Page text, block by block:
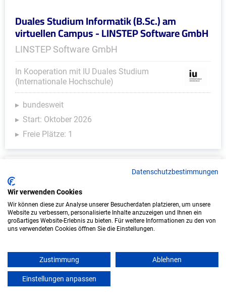
Duales Studium Informatik (B.Sc.) am
virtuellen Campus - LINSTEP Software GmbH
LINSTEP Software GmbH
In Kooperation mit IU Duales Studium
(Internationale Hochschule)
bundesweit
Start: Oktober 2026
Freie Plätze: 1
Duales Studium Informatik (B.Sc.) am
virtuellen Campus - COMPUTIME
Netzwerkservice GmbH
COMPUTIME Netzwerkservice GmbH
Datenschutzbestimmungen
Wir verwenden Cookies
Wir können diese zur Analyse unserer Besucherdaten platzieren, um unsere
Website zu verbessern, personalisierte Inhalte anzuzeigen und Ihnen ein
großartiges Website-Erlebnis zu bieten. Für weitere Informationen zu den von
uns verwendeten Cookies öffnen Sie die Einstellungen.
Zustimmung Ablehnen
Einstellungen anpassen